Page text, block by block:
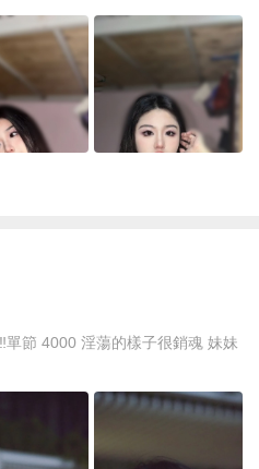
節 4000 淫蕩的樣子很銷魂 妹妹